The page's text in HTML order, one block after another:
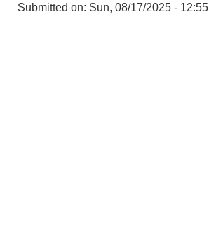
Submitted on: Sun, 08/17/2025 - 12:55